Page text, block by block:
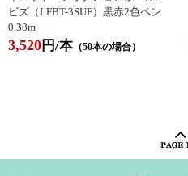
ビズ（LFBT-3SUF）黒赤2色ペン
0.38m
3,520円/本（50本の場合）